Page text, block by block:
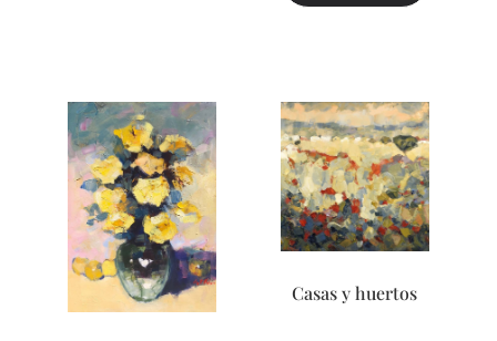
Casas y huertos